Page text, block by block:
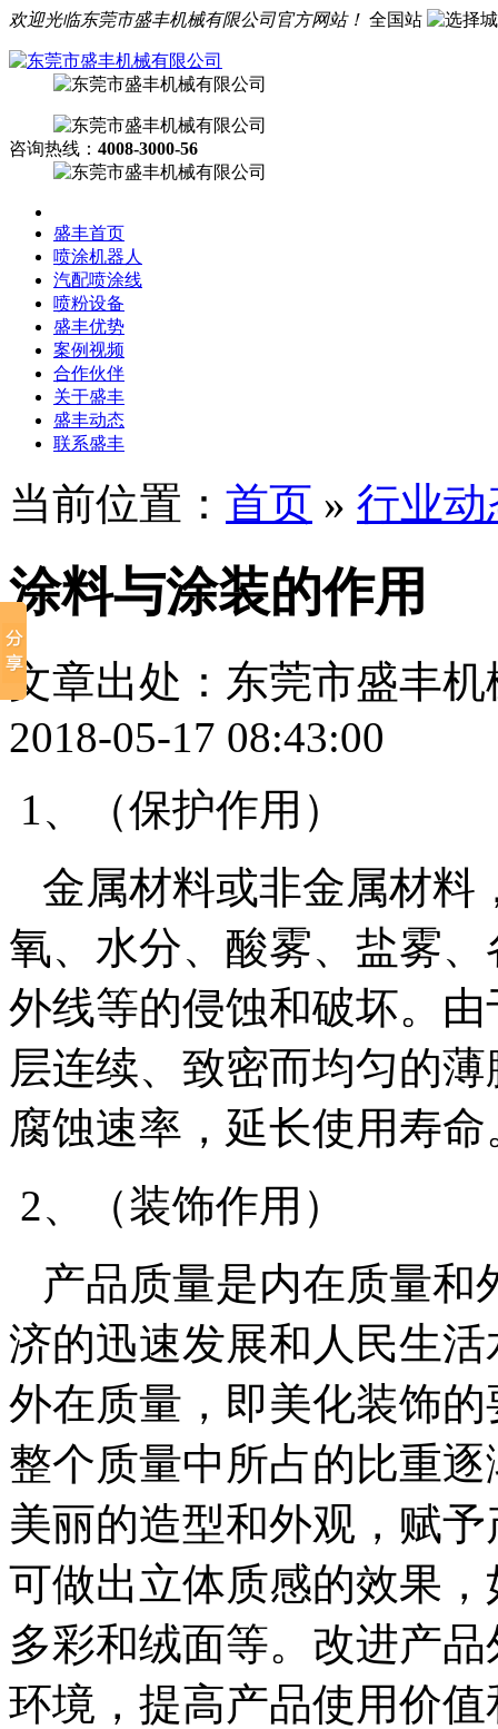
欢迎光临东莞市盛丰机械有限公司官方网站！ 全国站
咨询热线： 4008-3000-56
盛丰首页
喷涂机器人
汽配喷涂线
喷粉设备
盛丰优势
案例视频
合作伙伴
关于盛丰
盛丰动态
联系盛丰
当前位置： 首页 » 行业动
涂料与涂装的作用
文章出处：东莞市盛丰
2018-05-17 08:43:00
1、（保护作用）
金属材料或非金属材料
氧、水分、酸雾、盐雾
外线等的侵蚀和破坏。
层连续、致密而均匀的
腐蚀速率，延长使用寿命
2、（装饰作用）
产品质量是内在质量和
济的迅速发展和人民生
外在质量，即美化装饰
整个质量中所占的比重
美丽的造型和外观，赋
可做出立体质感的效果
多彩和绒面等。改进产
环境，提高产品使用价